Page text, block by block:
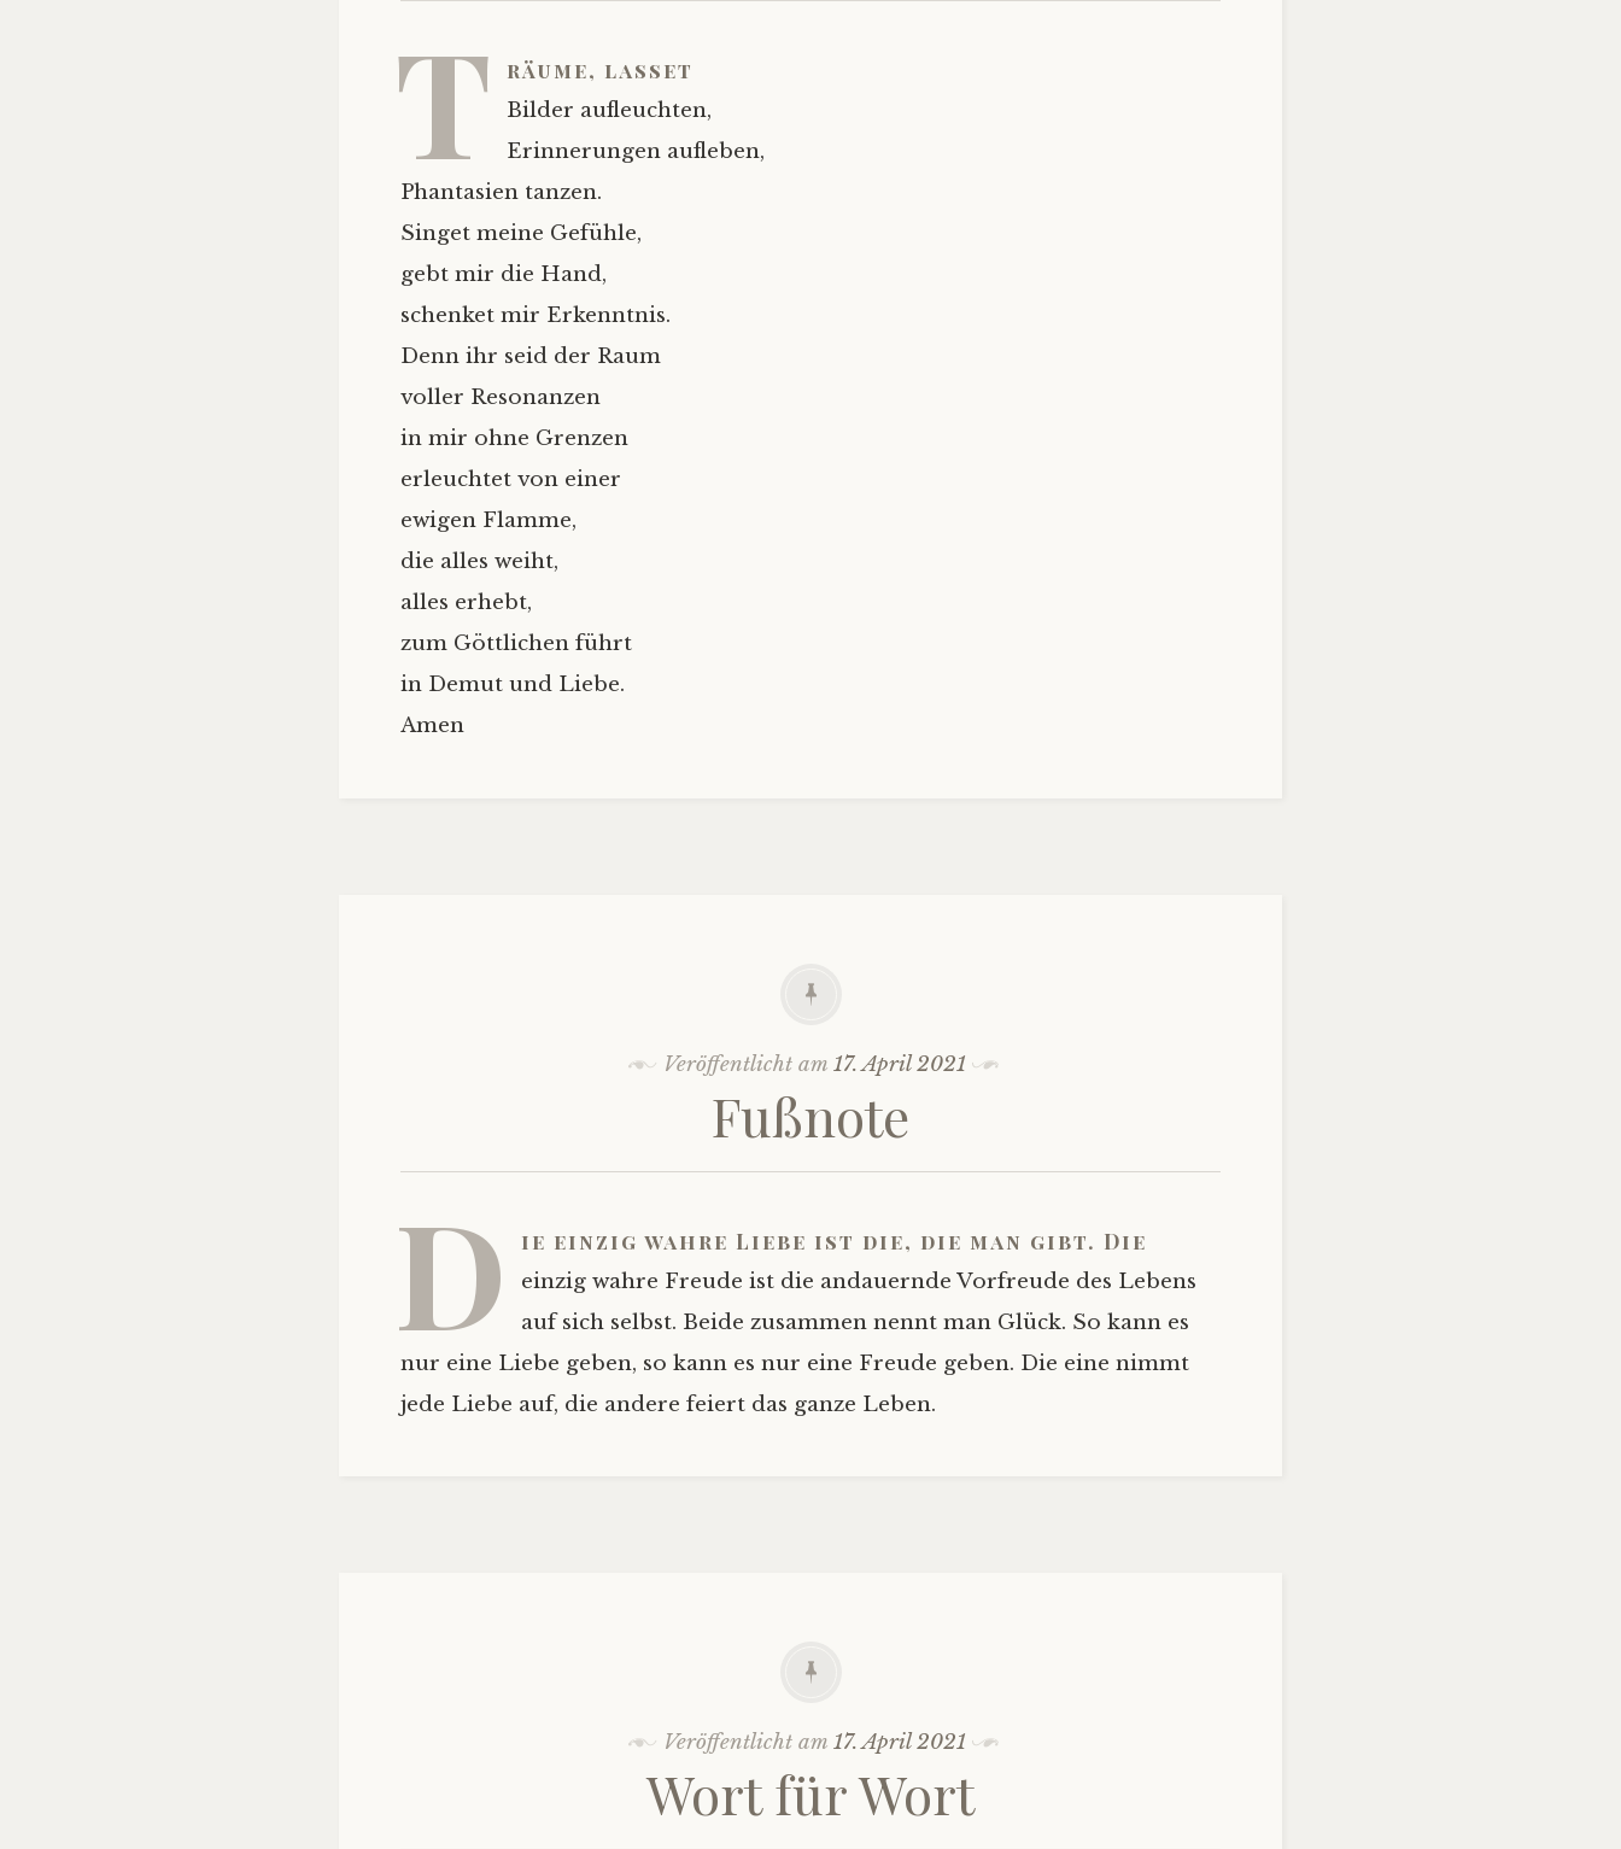
T räume, lasset
Bilder aufleuchten,
Erinnerungen aufleben,
Phantasien tanzen.
Singet meine Gefühle,
gebt mir die Hand,
schenket mir Erkenntnis.
Denn ihr seid der Raum
voller Resonanzen
in mir ohne Grenzen
erleuchtet von einer
ewigen Flamme,
die alles weiht,
alles erhebt,
zum Göttlichen führt
in Demut und Liebe.
Amen
Veröffentlicht am 17. April 2021
Fußnote
D ie einzig wahre Liebe ist die, die man gibt. Die
einzig wahre Freude ist die andauernde Vorfreude des Lebens
auf sich selbst. Beide zusammen nennt man Glück. So kann es
nur eine Liebe geben, so kann es nur eine Freude geben. Die eine nimmt
jede Liebe auf, die andere feiert das ganze Leben.
Veröffentlicht am 17. April 2021
Wort für Wort